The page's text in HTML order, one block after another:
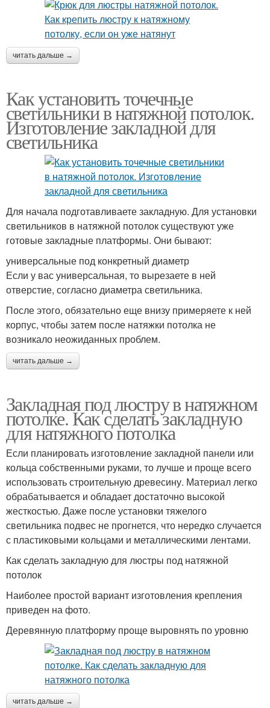
читать дальше →
Как установить точечные
светильники в натяжной потолок.
Изготовление закладной для
светильника
Для начала подготавливаете закладную. Для установки
светильников в натяжной потолок существуют уже
готовые закладные платформы. Они бывают:
универсальные под конкретный диаметр
Если у вас универсальная, то вырезаете в ней
отверстие, согласно диаметра светильника.
После этого, обязательно еще внизу примеряете к ней
корпус, чтобы затем после натяжки потолка не
возникало неожиданных проблем.
читать дальше →
Закладная под люстру в натяжном
потолке. Как сделать закладную
для натяжного потолка
Если планировать изготовление закладной панели или
кольца собственными руками, то лучше и проще всего
использовать строительную древесину. Материал легко
обрабатывается и обладает достаточно высокой
жесткостью. Даже после установки тяжелого
светильника подвес не прогнется, что нередко случается
с пластиковыми кольцами и металлическими лентами.
Как сделать закладную для люстры под натяжной
потолок
Наиболее простой вариант изготовления крепления
приведен на фото.
Деревянную платформу проще выровнять по уровню
читать дальше →